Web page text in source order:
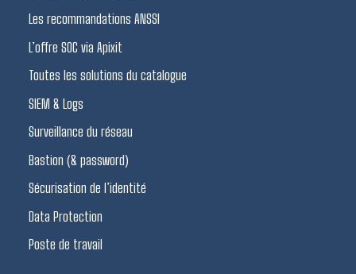
Les recommandations ANSSI
L’offre SOC via Apixit
Toutes les solutions du catalogue
SIEM & Logs
Surveillance du réseau
Bastion (& password)
Sécurisation de l’identité
Data Protection
Poste de travail